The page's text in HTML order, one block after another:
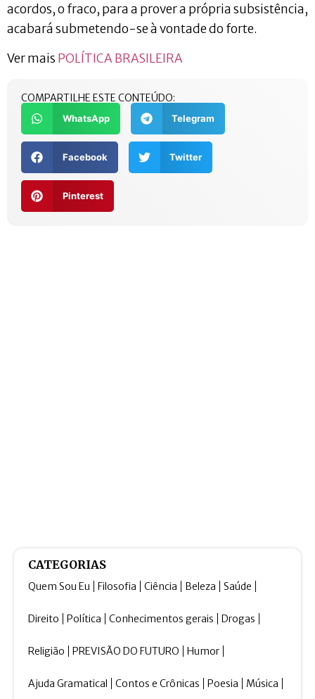
acordos, o fraco, para a prover a própria subsistência,
acabará submetendo-se à vontade do forte.
Ver mais POLÍTICA BRASILEIRA
COMPARTILHE ESTE CONTEÚDO:
WhatsApp Telegram
Facebook Twitter
Pinterest
CATEGORIAS
Quem Sou Eu Filosofia Ciência Beleza Saúde
Direito Política Conhecimentos gerais Drogas
Religião PREVISÃO DO FUTURO Humor
Ajuda Gramatical Contos e Crônicas Poesia Música